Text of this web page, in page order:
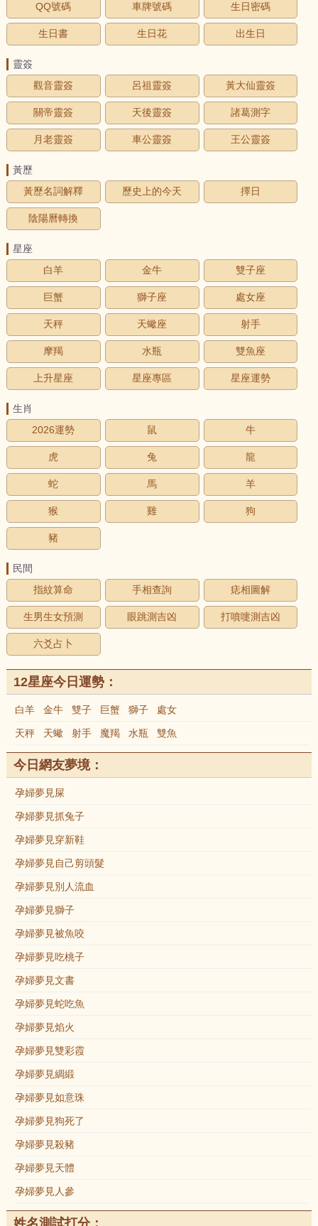
QQ號碼 車牌號碼 生日密碼
生日書 生日花 出生日
靈簽
觀音靈簽
呂祖靈簽 黃大仙靈簽
關帝靈簽 天後靈簽 諸葛測字
月老靈簽 車公靈簽 王公靈簽
黃歷
黃歷名詞解釋
歷史上的今天 擇日
陰陽曆轉換
星座
白羊
金牛 雙子座
巨蟹 獅子座 處女座
天秤 天蠍座 射手
摩羯 水瓶 雙魚座
上升星座 星座專區 星座運勢
生肖
2026運勢
鼠 牛
虎 兔 龍
蛇 馬 羊
猴 雞 狗
豬
民間
指紋算命
手相查詢 痣相圖解
生男生女預測 眼跳測吉凶 打噴嚏測吉凶
六爻占卜
12星座今日運勢：
白羊 金牛 雙子 巨蟹 獅子 處女
天秤 天蠍 射手 魔羯 水瓶 雙魚
今日網友夢境：
孕婦夢見屎
孕婦夢見抓兔子
孕婦夢見穿新鞋
孕婦夢見自己剪頭髮
孕婦夢見別人流血
孕婦夢見獅子
孕婦夢見被魚咬
孕婦夢見吃桃子
孕婦夢見文書
孕婦夢見蛇吃魚
孕婦夢見焰火
孕婦夢見雙彩霞
孕婦夢見綢緞
孕婦夢見如意珠
孕婦夢見狗死了
孕婦夢見殺豬
孕婦夢見天體
孕婦夢見人參
姓名測試打分：